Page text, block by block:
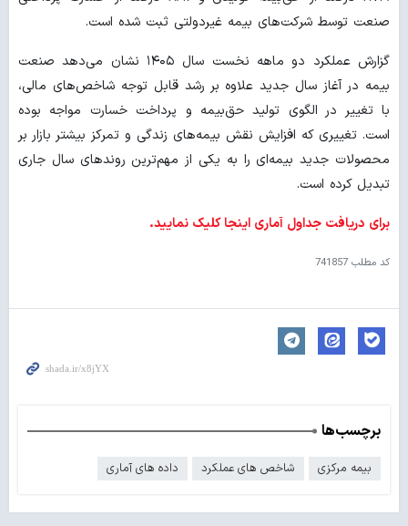
صنعت توسط شرکت‌های بیمه غیردولتی ثبت شده است.
گزارش عملکرد دو ماهه نخست سال ۱۴۰۵ نشان می‌دهد صنعت
بیمه در آغاز سال جدید علاوه بر رشد قابل توجه شاخص‌های مالی،
با تغییر در الگوی تولید حق‌بیمه و پرداخت خسارت مواجه بوده
است. تغییری که افزایش نقش بیمه‌های زندگی و تمرکز بیشتر بازار بر
محصولات جدید بیمه‌ای را به یکی از مهم‌ترین روندهای سال جاری
تبدیل کرده است.
برای دریافت جداول آماری اینجا کلیک نمایید.
کد مطلب 741857
برچسب‌ها
بیمه مرکزی شاخص های عملکرد داده های آماری